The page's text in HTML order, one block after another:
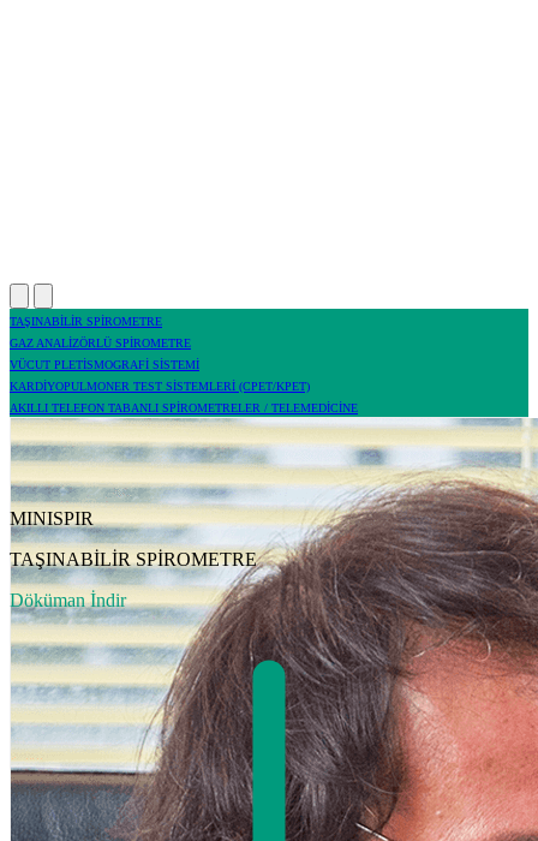
TAŞINABİLİR SPİROMETRE
GAZ ANALİZÖRLÜ SPİROMETRE
VÜCUT PLETİSMOGRAFİ SİSTEMİ
KARDİYOPULMONER TEST SİSTEMLERİ (CPET/KPET)
AKILLI TELEFON TABANLI SPİROMETRELER / TELEMEDİCİNE
MINISPIR
TAŞINABİLİR SPİROMETRE
Döküman İndir